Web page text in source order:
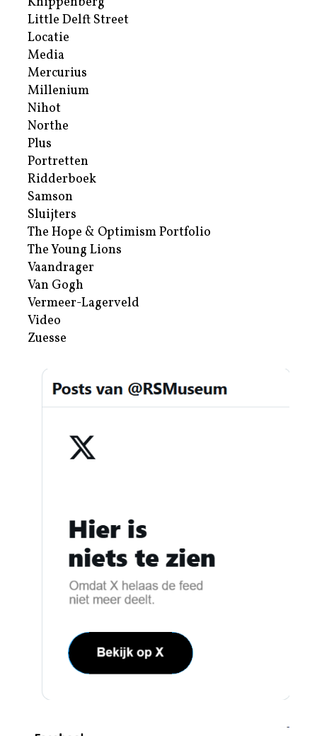
Little Delft Street
Locatie
Media
Mercurius
Millenium
Nihot
Northe
Plus
Portretten
Ridderboek
Samson
Sluijters
The Hope & Optimism Portfolio
The Young Lions
Vaandrager
Van Gogh
Vermeer-Lagerveld
Video
Zuesse